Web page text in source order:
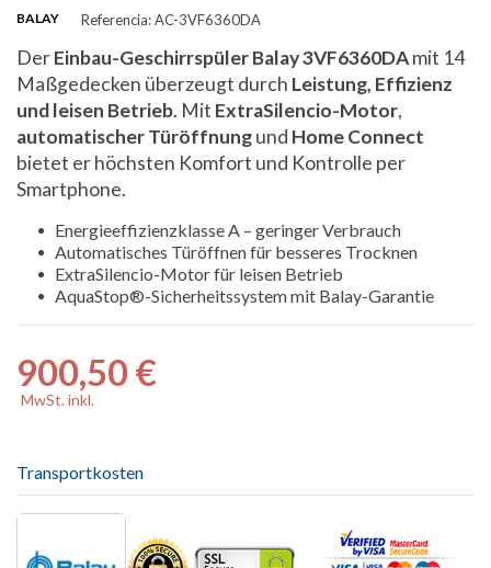
BALAY Referencia: AC-3VF6360DA
DerEinbau-Geschirrspüler Balay 3VF6360DAmit 14
Maßgedecken überzeugt durch Leistung, Effizienz
und leisen Betrieb. Mit ExtraSilencio-Motor,
automatischer Türöffnungund Home Connect
bietet er höchsten Komfort und Kontrolle per
Smartphone.
Energieeffizienzklasse A – geringer Verbrauch
Automatisches Türöffnen für besseres Trocknen
ExtraSilencio-Motor für leisen Betrieb
AquaStop®-Sicherheitssystem mit Balay-Garantie
900,50 €
MwSt. inkl.
Transportkosten